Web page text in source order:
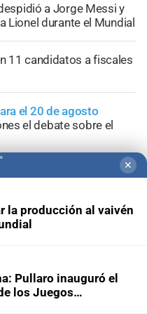
a Jorge Messi y
Lionel durante el Mundial
11 candidatos a fiscales
el 20 de agosto
el debate sobre el
✕
la producción al vaivén
Pullaro inauguró el
los Juegos